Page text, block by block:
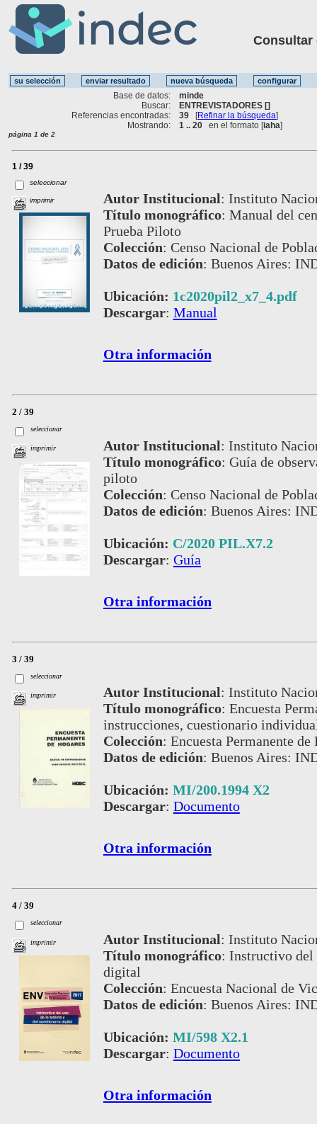
Consultar
Base de datos:
minde
Buscar:
ENTREVISTADORES []
Referencias encontradas:
39 [Refinar la búsqueda]
Mostrando:
1 .. 20 en el formato [iaha]
página 1 de 2
1 / 39
seleccionar
imprimir Autor Institucional: Instituto
Título monográfico: Manual del
Prueba Piloto
Colección: Censo Nacional de
Datos de edición: Buenos Aires:
Ubicación: 1c2020pil2_x7_4.pdf
Descargar: Manual
Otra información
2 / 39
seleccionar
imprimir Autor Institucional: Instituto
Título monográfico: Guía de
piloto
Colección: Censo Nacional de
Datos de edición: Buenos Aires:
Ubicación: C/2020 PIL.X7.2
Descargar: Guía
Otra información
3 / 39
seleccionar
imprimir Autor Institucional: Instituto
Título monográfico: Encuesta
instrucciones, cuestionario
Colección: Encuesta Permanente de
Datos de edición: Buenos Aires:
Ubicación: MI/200.1994 X2
Descargar: Documento
Otra información
4 / 39
seleccionar
imprimir Autor Institucional: Instituto
Título monográfico: Instructivo del
digital
Colección: Encuesta Nacional de
Datos de edición: Buenos Aires:
Ubicación: MI/598 X2.1
Descargar: Documento
Otra información